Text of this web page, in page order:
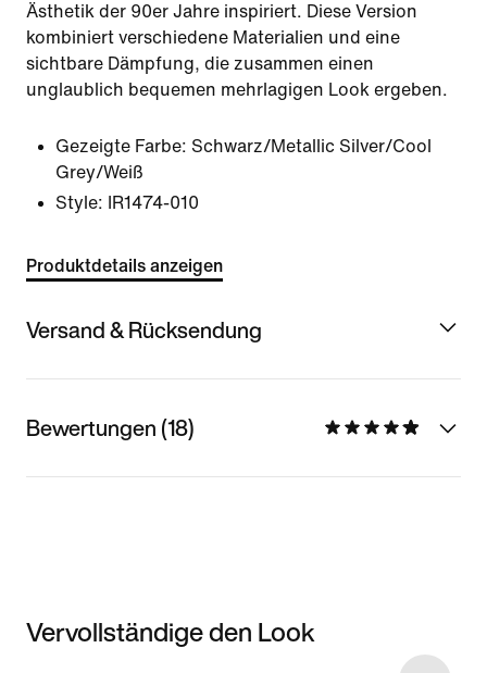
Ästhetik der 90er Jahre inspiriert. Diese Version
kombiniert verschiedene Materialien und eine
sichtbare Dämpfung, die zusammen einen
unglaublich bequemen mehrlagigen Look ergeben.
Gezeigte Farbe: Schwarz/Metallic Silver/Cool
Grey/Weiß
Style:
IR1474-010
Produktdetails anzeigen
Versand & Rücksendung
Bewertungen (18)
Vervollständige den Look